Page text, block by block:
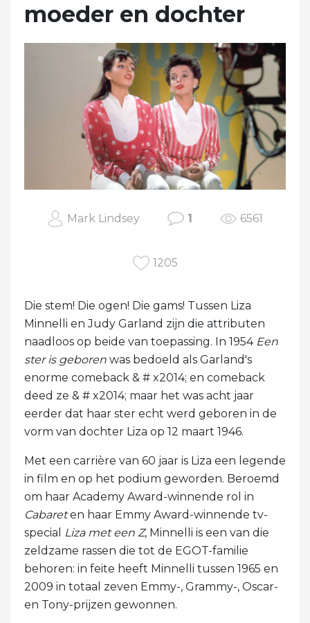
moeder en dochter
Mark Lindsey 1 6561
1205
Die stem! Die ogen! Die gams! Tussen Liza
Minnelli en Judy Garland zijn die attributen
naadloos op beide van toepassing. In 1954 Een
ster is geboren was bedoeld als Garland's
enorme comeback & # x2014; en comeback
deed ze & # x2014; maar het was acht jaar
eerder dat haar ster echt werd geboren in de
vorm van dochter Liza op 12 maart 1946.
Met een carrière van 60 jaar is Liza een legende
in film en op het podium geworden. Beroemd
om haar Academy Award-winnende rol in
Cabareten haar Emmy Award-winnende tv-
special
Liza met een Z, Minnelli is een van die
zeldzame rassen die tot de EGOT-familie
behoren: in feite heeft Minnelli tussen 1965 en
2009 in totaal zeven Emmy-, Grammy-, Oscar-
en Tony-prijzen gewonnen.